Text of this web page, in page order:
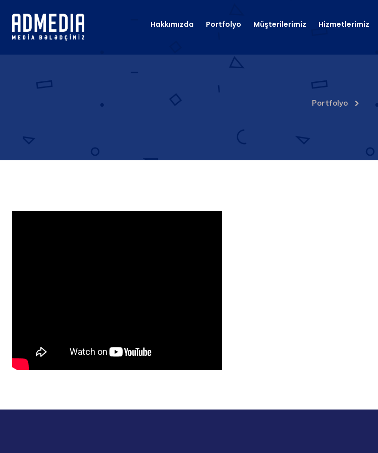
Hakkımızda Portfolyo Müşterilerimiz Hizmetlerimiz
Portfolyo